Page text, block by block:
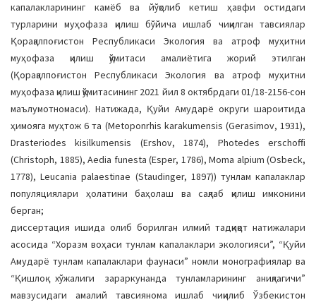
капалакларининг камёб ва йўқолиб кетиш ҳавфи остидаги
турларини муҳофаза қилиш бўйича ишлаб чиқилган тавсиялар
Қорақалпоғистон Республикаси Экология ва атроф муҳитни
муҳофаза қилиш қўмитаси амалиётига жорий этилган
(Қорақалпоғистон Республикаси Экология ва атроф муҳитни
муҳофаза қилиш қўмитасининг 2021 йил 8 октябрдаги 01/18-2156-сон
маълумотномаси). Натижада, Қуйи Амударё округи шароитида
ҳимояга муҳтож 6 та (Metoponrhis karakumensis (Gerasimov, 1931),
Drasteriodes kisilkumensis (Ershov, 1874), Photedes erschoffi
(Christoph, 1885), Aedia funesta (Esper, 1786), Moma alpium (Osbeck,
1778), Leucania palaestinae (Staudinger, 1897)) тунлам капалаклар
популяциялари ҳолатини баҳолаш ва сақлаб қилиш имконини
берган;
диссертация ишида олиб борилган илмий тадқиқот натижалари
асосида “Хоразм воҳаси тунлам капалаклари экологияси”, “Қуйи
Амударё тунлам капалаклари фаунаси” номли монографиялар ва
“Қишлоқ хўжалиги зараркунанда тунламларининг аниқлагичи”
мавзусидаги амалий тавсиянома ишлаб чиқилиб Ўзбекистон